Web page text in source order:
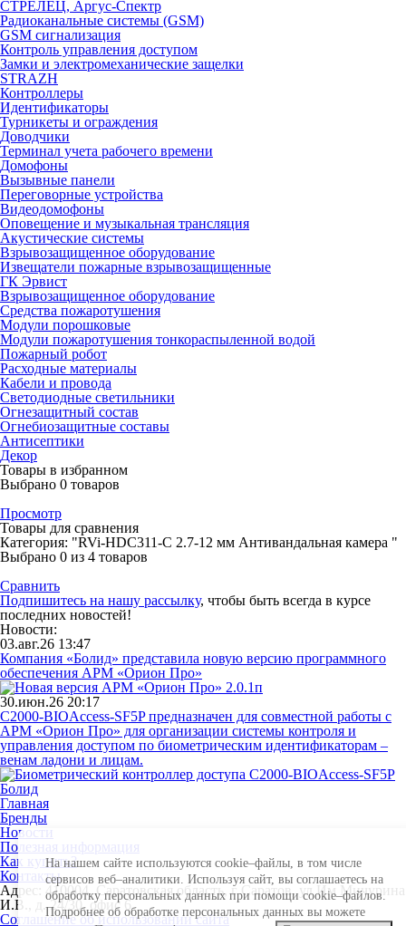
На нашем сайте используются cookie–файлы, в том числе
сервисов веб–аналитики. Используя сайт, вы соглашаетесь на
обработку персональных данных при помощи cookie–файлов.
Подробнее об обработке персональных данных вы можете
СТРЕЛЕЦ, Аргус-Спектр
Радиоканальные системы (GSM)
GSM сигнализация
Контроль управления доступом
Замки и электромеханические защелки
STRAZH
Контроллеры
Идентификаторы
Турникеты и ограждения
Доводчики
Терминал учета рабочего времени
Домофоны
Вызывные панели
Переговорные устройства
Видеодомофоны
Оповещение и музыкальная трансляция
Акустические системы
Взрывозащищенное оборудование
Извещатели пожарные взрывозащищенные
ГК Эрвист
Взрывозащищенное оборудование
Средства пожаротушения
Модули порошковые
Модули пожаротушения тонкораспыленной водой
Пожарный робот
Расходные материалы
Кабели и провода
Светодиодные светильники
Огнезащитный состав
Огнебиозащитные составы
Антисептики
Декор
Товары в избранном
Выбрано 0 товаров
Просмотр
Товары для сравнения
Категория: "RVi-HDC311-C 2.7-12 мм Антивандальная камера "
Выбрано 0 из 4 товаров
Сравнить
Подпишитесь на нашу рассылку, чтобы быть всегда в курсе
последних новостей!
Новости:
03.авг.26 13:47
Компания «Болид» представила новую версию программного
обеспечения АРМ «Орион Про»
30.июн.26 20:17
С2000-BIOAccess-SF5P предназначен для совместной работы с
АРМ «Орион Про» для организации системы контроля и
управления доступом по биометрическим идентификаторам –
венам ладони и лицам.
Главная
Бренды
Новости
Полезная информация
Как купить?
Контакты
Адрес: 410004, Саратовская область, г Саратов, ул Им Мичурина
И.В., д. 24/30, офис 6
Соглашение об использовании сайта